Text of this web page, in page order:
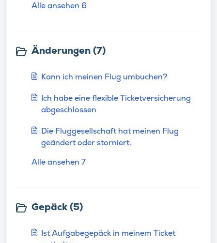
Alle ansehen 6
Änderungen (7)
Kann ich meinen Flug umbuchen?
Ich habe eine flexible Ticketversicherung
abgeschlossen
Die Fluggesellschaft hat meinen Flug
geändert oder storniert.
Alle ansehen 7
Gepäck (5)
Ist Aufgabegepäck in meinem Ticket